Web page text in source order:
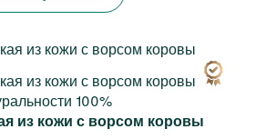
100%
из кожи с ворсом коровы